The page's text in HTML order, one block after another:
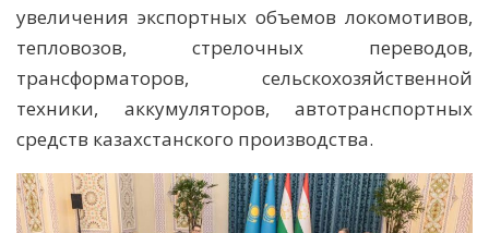
увеличения экспортных объемов локомотивов,
тепловозов, стрелочных переводов,
трансформаторов, сельскохозяйственной
техники, аккумуляторов, автотранспортных
средств казахстанского производства.